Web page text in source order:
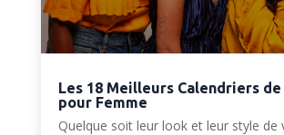
Les 18 Meilleurs Calendriers de
pour Femme
Quelque soit leur look et leur style de